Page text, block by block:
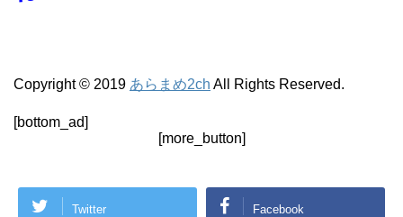
Copyright © 2019 あらまめ2ch All Rights Reserved.
[bottom_ad]
[more_button]
Twitter Facebook